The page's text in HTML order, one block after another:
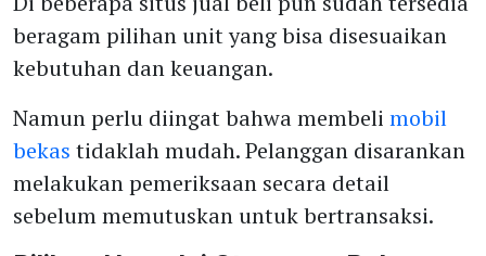
beragam pilihan unit yang bisa disesuaikan
kebutuhan dan keuangan.
Namun perlu diingat bahwa membeli mobil
bekas tidaklah mudah. Pelanggan disarankan
melakukan pemeriksaan secara detail
sebelum memutuskan untuk bertransaksi.